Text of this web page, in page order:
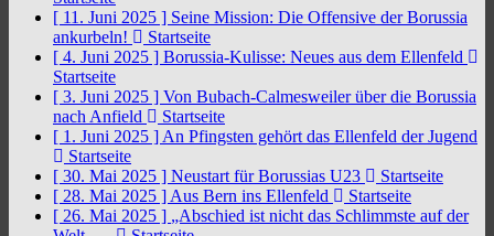
[ 11. Juni 2025 ] Seine Mission: Die Offensive der Borussia
ankurbeln!
Startseite
[ 4. Juni 2025 ] Borussia-Kulisse: Neues aus dem Ellenfeld
Startseite
[ 3. Juni 2025 ] Von Bubach-Calmesweiler über die Borussia
nach Anfield
Startseite
[ 1. Juni 2025 ] An Pfingsten gehört das Ellenfeld der Jugend
Startseite
[ 30. Mai 2025 ] Neustart für Borussias U23
Startseite
[ 28. Mai 2025 ] Aus Bern ins Ellenfeld
Startseite
[ 26. Mai 2025 ] „Abschied ist nicht das Schlimmste auf der